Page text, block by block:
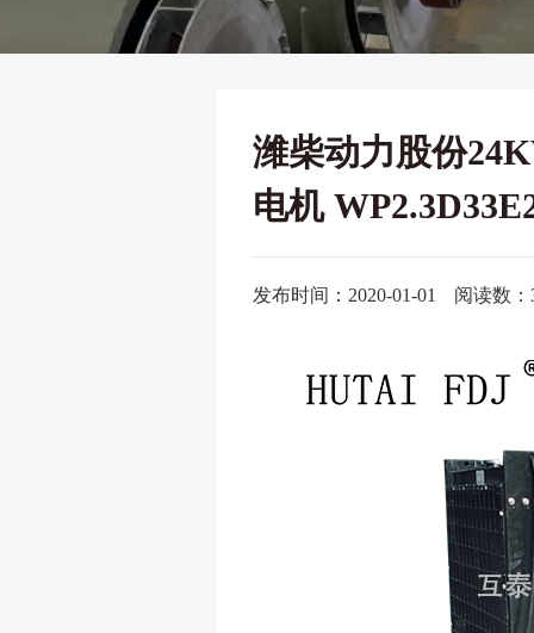
潍柴动力股份
电机
发布时间：2020-01-01 阅读数：